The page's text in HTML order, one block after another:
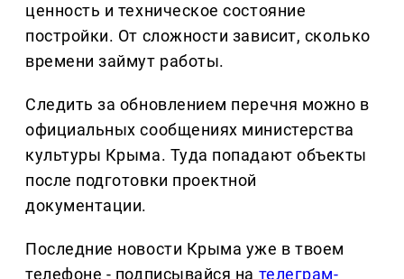
ценность и техническое состояние
постройки. От сложности зависит, сколько
времени займут работы.
Следить за обновлением перечня можно в
официальных сообщениях министерства
культуры Крыма. Туда попадают объекты
после подготовки проектной
документации.
Последние новости Крыма уже в твоем
телефоне - подписывайся на телеграм-